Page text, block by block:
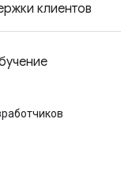
клиентов